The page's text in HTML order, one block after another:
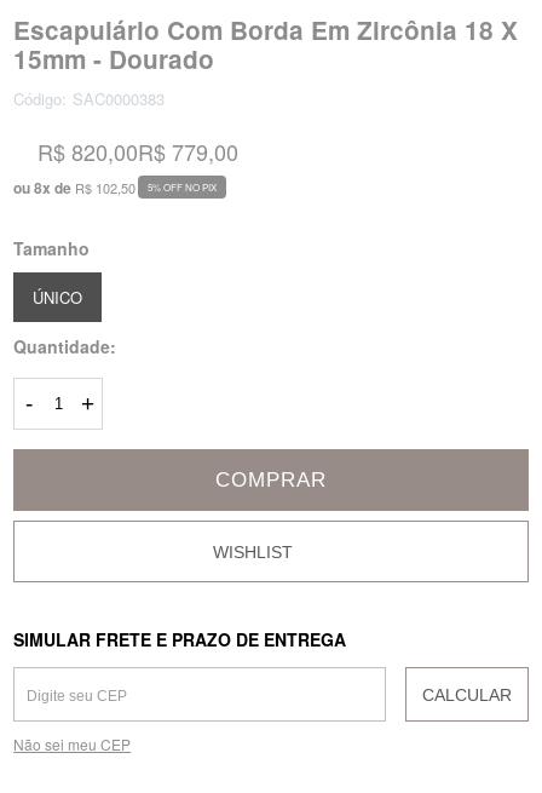
Escapulário Com Borda Em Zircônia 18 X
15mm - Dourado
Código: SAC0000383
R$ 820,00
ou8x de R$ 102,50
R$ 779,00
5% OFF NO PIX
Tamanho
ÚNICO
Quantidade:
- +
COMPRAR
SIMULAR FRETE E PRAZO DE ENTREGA
CALCULAR
Não sei meu CEP